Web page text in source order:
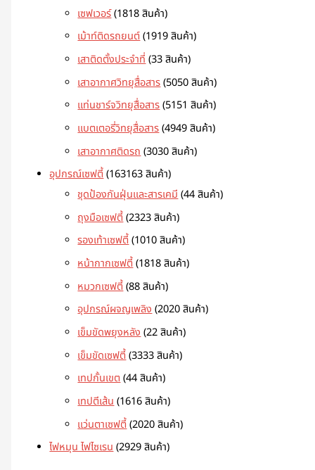
เซฟเวอร์ 1818 สินค้า
เม้าท์ติดรถยนต์ 1919 สินค้า
เสาติดตั้งประจำที่ 33 สินค้า
เสาอากาศวิทยุสื่อสาร 5050 สินค้า
แท่นชาร์จวิทยุสื่อสาร 5151 สินค้า
แบตเตอรี่วิทยุสื่อสาร 4949 สินค้า
เสาอากาศติดรถ 3030 สินค้า
อุปกรณ์เซฟตี้ 163163 สินค้า
ชุดป้องกันฝุ่นและสารเคมี 44 สินค้า
ถุงมือเซฟตี้ 2323 สินค้า
รองเท้าเซฟตี้ 1010 สินค้า
หน้ากากเซฟตี้ 1818 สินค้า
หมวกเซฟตี้ 88 สินค้า
อุปกรณ์ผจญเพลิง 2020 สินค้า
เข็มขัดพยุงหลัง 22 สินค้า
เข็มขัดเซฟตี้ 3333 สินค้า
เทปกั้นเขต 44 สินค้า
เทปตีเส้น 1616 สินค้า
แว่นตาเซฟตี้ 2020 สินค้า
ไฟหมุน ไฟไซเรน 2929 สินค้า